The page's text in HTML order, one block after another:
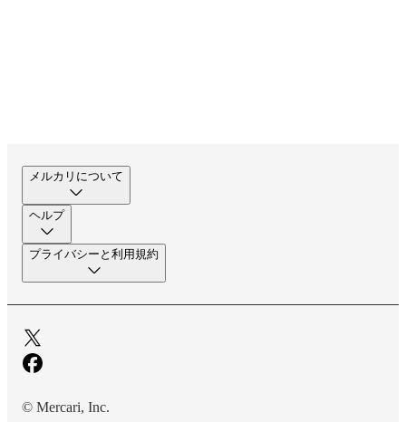
メルカリについて
ヘルプ
プライバシーと利用規約
© Mercari, Inc.